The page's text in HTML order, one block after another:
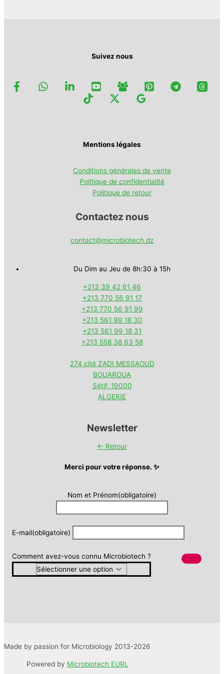
Suivez nous
Mentions légales
Conditions générales de vente
Politique de confidentialité
Politique de retour
Contactez nous
contact@microbiotech.dz
Du Dim au Jeu de 8h:30 à 15h
+213 39 42 61 46
+213 770 56 91 17
+213 770 56 91 99
+213 561 99 18 30
+213 561 99 18 31
+213 558 38 63 58
274 cité ZADI MESSAOUD
BOUAROUA
Sétif, 19000
ALGERIE
Newsletter
← Retour
Merci pour votre réponse. ✨
Nom et Prénom(obligatoire)
E-mail(obligatoire)
Comment avez-vous connu Microbiotech ?
Made by passion for Microbiology 2013-2026
Powered by Microbiotech EURL